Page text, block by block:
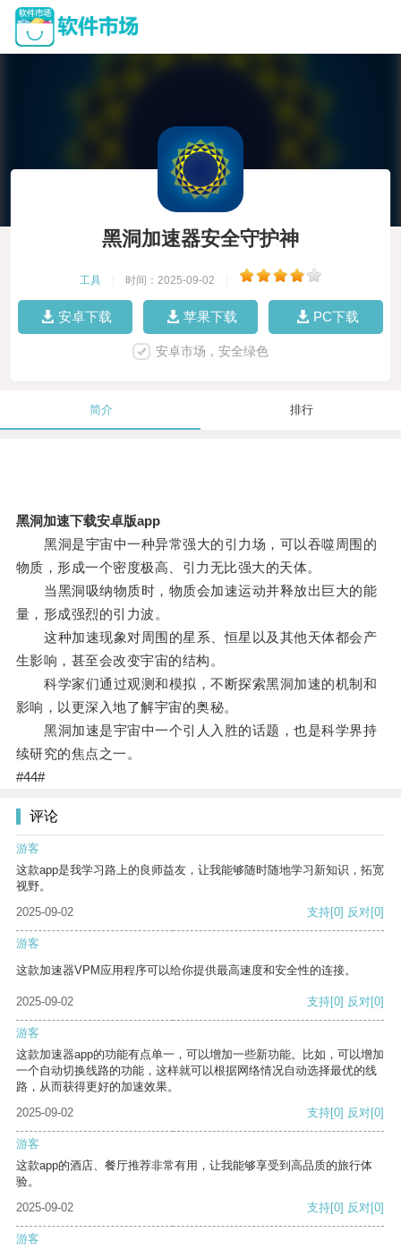
黑洞加速器安全守护神
工具 时间：2025-09-02
安卓下载 苹果下载 PC下载
安卓市场，安全绿色
简介 排行
黑洞加速下载安卓版app
黑洞是宇宙中一种异常强大的引力场，可以吞噬周围的
物质，形成一个密度极高、引力无比强大的天体。
当黑洞吸纳物质时，物质会加速运动并释放出巨大的能
量，形成强烈的引力波。
这种加速现象对周围的星系、恒星以及其他天体都会产
生影响，甚至会改变宇宙的结构。
科学家们通过观测和模拟，不断探索黑洞加速的机制和
影响，以更深入地了解宇宙的奥秘。
黑洞加速是宇宙中一个引人入胜的话题，也是科学界持
续研究的焦点之一。
#44#
评论
游客
这款app是我学习路上的良师益友，让我能够随时随地学习新知识，拓宽
视野。
2025-09-02
支持[0] 反对[0]
游客
这款加速器VPM应用程序可以给你提供最高速度和安全性的连接。
2025-09-02 支持[0] 反对[0]
游客
这款加速器app的功能有点单一，可以增加一些新功能。比如，可以增加
一个自动切换线路的功能，这样就可以根据网络情况自动选择最优的线
路，从而获得更好的加速效果。
2025-09-02
支持[0] 反对[0]
游客
这款app的酒店、餐厅推荐非常有用，让我能够享受到高品质的旅行体
验。
2025-09-02
支持[0] 反对[0]
游客